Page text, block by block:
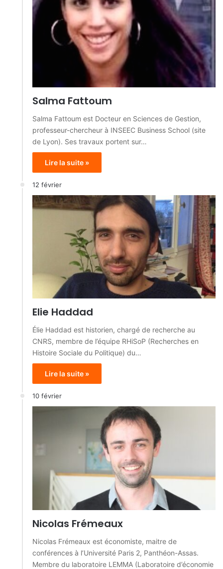
Salma Fattoum
Salma Fattoum est Docteur en Sciences de Gestion,
professeur-chercheur à INSEEC Business School (site
de Lyon). Ses travaux portent sur…
Lire la suite »
12 février
Elie Haddad
Élie Haddad est historien, chargé de recherche au
CNRS, membre de l’équipe RHiSoP (Recherches en
Histoire Sociale du Politique) du…
Lire la suite »
10 février
Nicolas Frémeaux
Nicolas Frémeaux est économiste, maitre de
conférences à l’Université Paris 2, Panthéon-Assas.
Membre du laboratoire LEMMA (Laboratoire d’économie